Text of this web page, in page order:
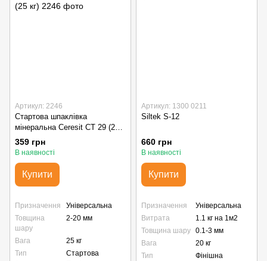
Артикул: 2246
Стартова шпаклівка
мінеральна Ceresit CT 29 (25
кг)
359 грн
В наявності
Купити
Призначення
Універсальна
Товщина
шару
2-20 мм
Вага
25 кг
Тип
Стартова
Артикул: 1300 0211
Siltek S-12
660 грн
В наявності
Купити
Призначення
Універсальна
Витрата
1.1 кг на 1м2
Товщина шару 0.1-3 мм
Вага
20 кг
Тип
Фінішна